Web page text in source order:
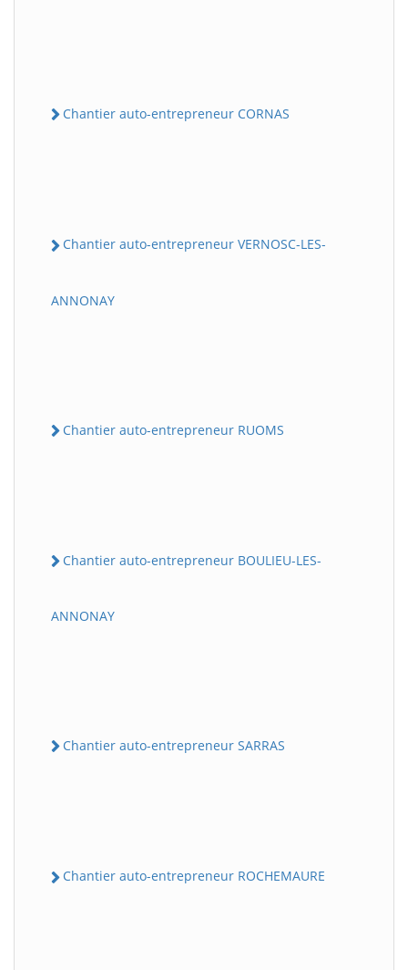
Chantier auto-entrepreneur CORNAS
Chantier auto-entrepreneur VERNOSC-LES-
ANNONAY
Chantier auto-entrepreneur RUOMS
Chantier auto-entrepreneur BOULIEU-LES-
ANNONAY
Chantier auto-entrepreneur SARRAS
Chantier auto-entrepreneur ROCHEMAURE